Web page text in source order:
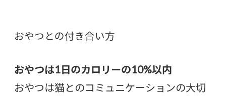
おやつとの付き合い方
おやつは1日のカロリーの10%以内
おやつは猫とのコミュニケーションの大切